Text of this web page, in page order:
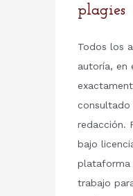
plagies
Todos los
autoría, en
consultado
redacción.
bajo
plataforma
trabajo